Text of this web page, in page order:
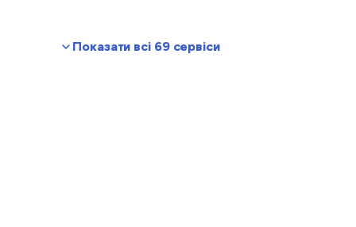
Показати всі 69 сервіси